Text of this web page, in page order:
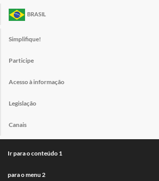
BRASIL
Simplifique!
Participe
Acesso à informação
Legislação
Canais
Ir para o conteúdo 1
para o menu 2